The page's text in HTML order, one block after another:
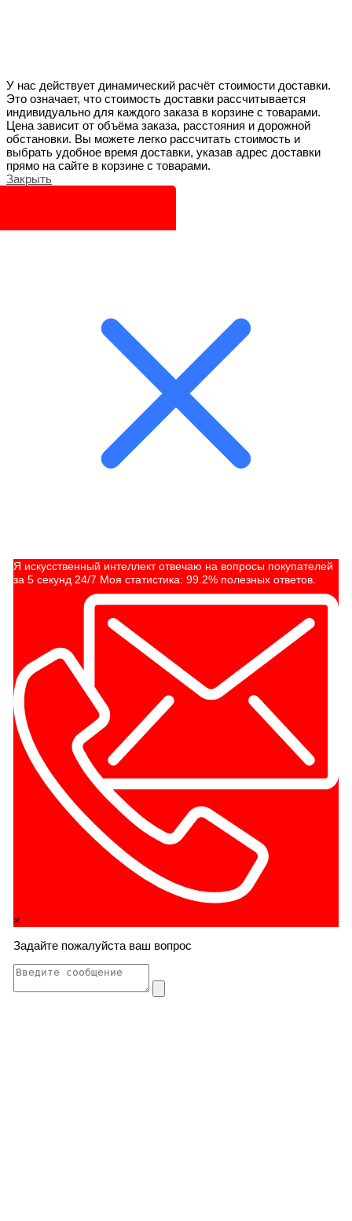
У нас действует динамический расчёт стоимости доставки.
Это означает, что стоимость доставки рассчитывается
индивидуально для каждого заказа в корзине с товарами.
Цена зависит от объёма заказа, расстояния и дорожной
обстановки. Вы можете легко рассчитать стоимость и
выбрать удобное время доставки, указав адрес доставки
прямо на сайте в корзине с товарами.
Закрыть
Я искусственный интеллект отвечаю на вопросы покупателей
за 5 секунд 24/7 Моя статистика: 99.2% полезных ответов.
×
Задайте пожалуйста ваш вопрос